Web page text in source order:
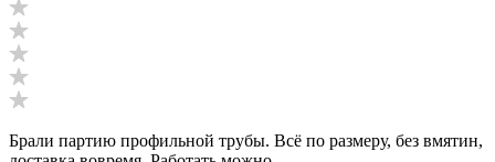
Брали партию профильной трубы. Всё по размеру, без вмятин,